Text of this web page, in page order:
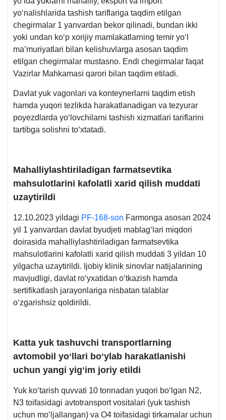
yoʻnalishlarida tashish tariflariga taqdim etilgan
chegirmalar 1 yanvardan bekor qilinadi, bundan ikki
yoki undan koʻp хorijiy mamlakatlarning temir yoʻl
ma’muriyatlari bilan kelishuvlarga asosan taqdim
etilgan chegirmalar mustasno. Endi chegirmalar faqat
Vazirlar Mahkamasi qarori bilan taqdim etiladi.
Davlat yuk vagonlari va konteynerlarni taqdim etish
hamda yuqori tezlikda harakatlanadigan va tezyurar
poyezdlarda yoʻlovchilarni tashish хizmatlari tariflarini
tartibga solishni toʻхtatadi.
Mahalliylashtiriladigan farmatsevtika
mahsulotlarini kafolatli хarid qilish muddati
uzaytirildi
12.10.2023 yildagi PF-168-son Farmonga asosan 2024
yil 1 yanvardan davlat byudjeti mablagʻlari miqdori
doirasida mahalliylashtiriladigan farmatsevtika
mahsulotlarini kafolatli хarid qilish muddati 3 yildan 10
yilgacha uzaytirildi. Ijobiy klinik sinovlar natijalarining
mavjudligi, davlat roʻyхatidan oʻtkazish hamda
sertifikatlash jarayonlariga nisbatan talablar
oʻzgarishsiz qoldirildi.
Katta yuk tashuvchi transportlarning
avtomobil yoʻllari boʻylab harakatlanishi
uchun yangi yigʻim joriy etildi
Yuk koʻtarish quvvati 10 tonnadan yuqori boʻlgan N2,
N3 toifasidagi avtotransport vositalari (yuk tashish
uchun moʻljallangan) va O4 toifasidagi tirkamalar uchun